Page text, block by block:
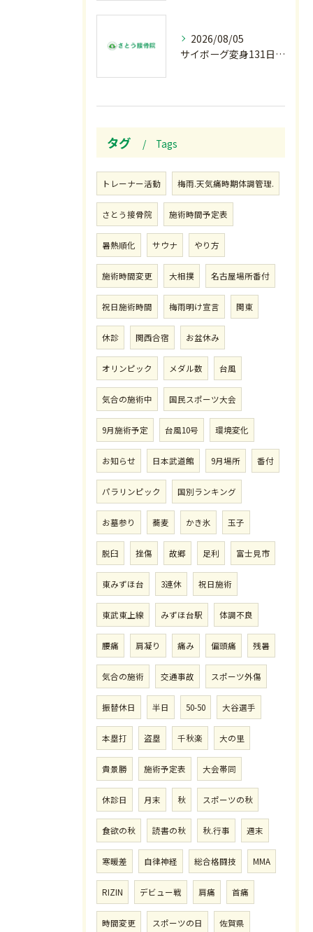
2026/08/05
サイボーグ変身131日目.甲子園開幕.日曜.リラクゼーション柔.水曜の朝〜
タグ Tags
トレーナー活動 梅雨.天気痛時期体調管理.
さとう接骨院 施術時間予定表
暑熱順化 サウナ やり方
施術時間変更 大相撲 名古屋場所番付
祝日施術時間 梅雨明け宣言 関東
休診 関西合宿 お盆休み
オリンピック メダル数 台風
気合の施術中 国民スポーツ大会
9月施術予定 台風10号 環境変化
お知らせ 日本武道館 9月場所 番付
パラリンピック 国別ランキング
お墓参り 蕎麦 かき氷 玉子
脱臼 挫傷 故郷 足利 富士見市
東みずほ台 3連休 祝日施術
東武東上線 みずほ台駅 体調不良
腰痛 肩凝り 痛み 偏頭痛 残暑
気合の施術 交通事故 スポーツ外傷
振替休日 半日 50-50 大谷選手
本塁打 盗塁 千秋楽 大の里
貴景勝 施術予定表 大会帯同
休診日 月末 秋 スポーツの秋
食欲の秋 読書の秋 秋.行事 週末
寒暖差 自律神経 総合格闘技 MMA
RIZIN デビュー戦 肩痛 首痛
時間変更 スポーツの日 佐賀県